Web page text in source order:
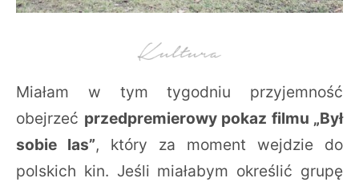
Miałam w tym tygodniu przyjemność
obejrzeć przedpremierowy pokaz filmu „Był
sobie las”, który za moment wejdzie do
polskich kin. Jeśli miałabym określić grupę